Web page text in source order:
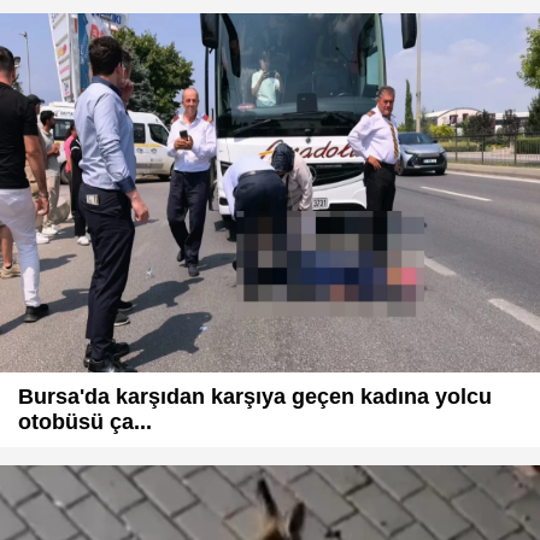
Bursa'da karşıdan karşıya geçen kadına yolcu
otobüsü ça...